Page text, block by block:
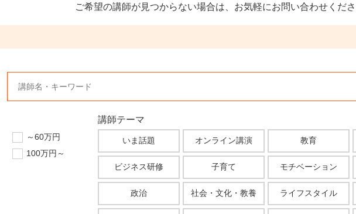
ご希望の講師が見つからない場合は、お気軽にお問い合わせくだ
～60万円
100万円～
講師テーマ
いま話題 オンライン講演 教育
ビジネス研修 子育て モチベーション
政治 社会・文化・教養 ライフスタイル